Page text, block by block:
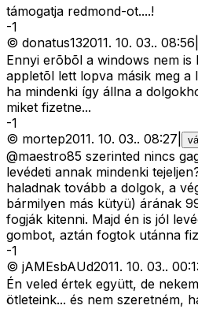
támogatja redmond-ot....!
-1
© donatus132011. 10. 03.. 08:56
Ennyi erõbõl a windows nem is
appletõl lett lopva másik meg
ha mindenki így állna a
miket fizetne...
-1
© mortep2011. 10. 03.. 08:27
@maestro85 szerinted nincs
levédeti annak mindenki
haladnak tovább a dolgok, a
bármilyen más kütyü) árának
fogják kitenni. Majd én is jól
gombot, aztán fogtok utánna
-1
© jAMEsbAUd2011. 10. 03..
Én veled értek együtt, de
ötleteink... és nem szeretném,